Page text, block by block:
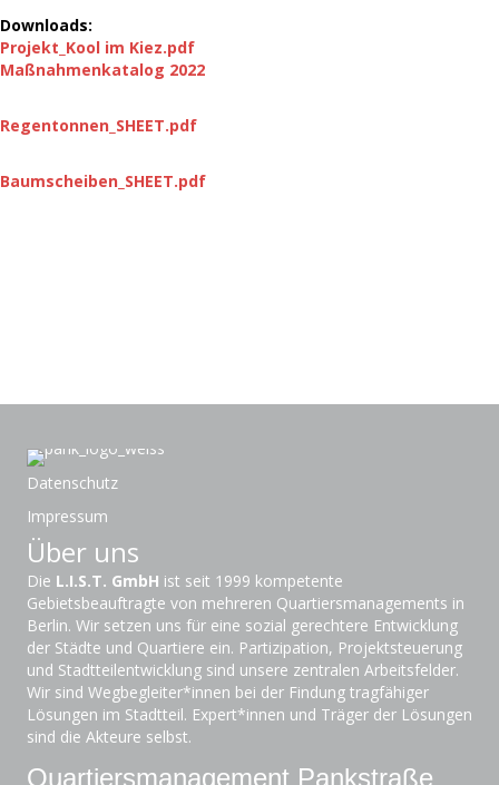
Downloads:
Projekt_Kool im Kiez.pdf
Maßnahmenkatalog 2022
Regentonnen_SHEET.pdf
Baumscheiben_SHEET.pdf
Datenschutz
Impressum
Über uns
Die L.I.S.T. GmbH ist seit 1999 kompetente
Gebietsbeauftragte von mehreren Quartiersmanagements in
Berlin. Wir setzen uns für eine sozial gerechtere Entwicklung
der Städte und Quartiere ein. Partizipation, Projektsteuerung
und Stadtteilentwicklung sind unsere zentralen Arbeitsfelder.
Wir sind Wegbegleiter*innen bei der Findung tragfähiger
Lösungen im Stadtteil. Expert*innen und Träger der Lösungen
sind die Akteure selbst.
Quartiersmanagement Pankstraße